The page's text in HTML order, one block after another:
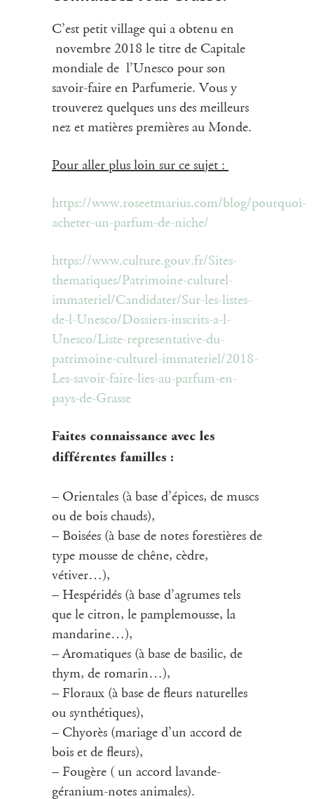
C’est petit village qui a obtenu en
novembre 2018 le titre de Capitale
mondiale de l’Unesco pour son
savoir-faire en Parfumerie. Vous y
trouverez quelques uns des meilleurs
nez et matières premières au Monde.
Pour aller plus loin sur ce sujet :
https://www.roseetmarius.com/blog/pourquoi-
acheter-un-parfum-de-niche/
https://www.culture.gouv.fr/Sites-
thematiques/Patrimoine-culturel-
immateriel/Candidater/Sur-les-listes-
de-l-Unesco/Dossiers-inscrits-a-l-
Unesco/Liste-representative-du-
patrimoine-culturel-immateriel/2018-
Les-savoir-faire-lies-au-parfum-en-
pays-de-Grasse
Faites connaissance avec les
différentes familles :
– Orientales (à base d’épices, de muscs
ou de bois chauds),
– Boisées (à base de notes forestières de
type mousse de chêne, cèdre,
vétiver…),
– Hespéridés (à base d’agrumes tels
que le citron, le pamplemousse, la
mandarine…),
– Aromatiques (à base de basilic, de
thym, de romarin…),
– Floraux (à base de fleurs naturelles
ou synthétiques),
– Chyorès (mariage d’un accord de
bois et de fleurs),
– Fougère ( un accord lavande-
géranium-notes animales).